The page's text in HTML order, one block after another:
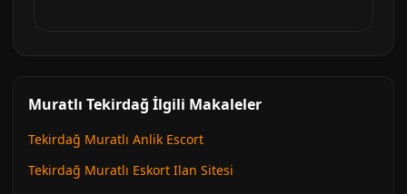
Muratlı Tekirdağ İlgili Makaleler
Tekirdağ Muratlı Anlik Escort
Tekirdağ Muratlı Eskort Ilan Sitesi